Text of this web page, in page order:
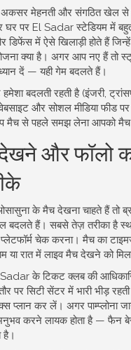
मेहनती और संगठित खेल से
घर पर El Sadar स्टेडियम में बहुत
डिफेंस में ऐसे खिलाड़ी होते हैं
क्या है। अगर आप नए हैं तो
दें — यही गेम बदलते हैं।
बदलती रहती है (इंजरी,
और सोशल मीडिया फीड
मैच से पहले समझ लेना आपको
और फॉलो
के मैच देखना चाहते हैं तो
बदलते हैं। सबसे तेज़ तरीका है
प्लेटफॉर्म चेक करना। मैच का
या रात में लाइव मैच देखने को
Sadar के टिकट क्लब की
पर सिटी सेंटर में भारी भीड़
प्लान कर लें। अगर पाम्प्लोना
करने लायक होता है — फैन
है।